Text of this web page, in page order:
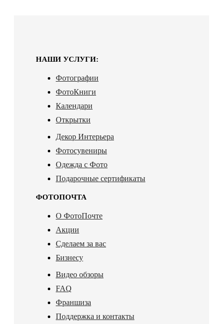
НАШИ УСЛУГИ:
Фотографии
ФотоКниги
Календари
Открытки
Декор Интерьера
Фотосувениры
Одежда с Фото
Подарочные сертификаты
ФОТОПОЧТА
О ФотоПочте
Акции
Сделаем за вас
Бизнесу
Видео обзоры
FAQ
Франшиза
Поддержка и контакты